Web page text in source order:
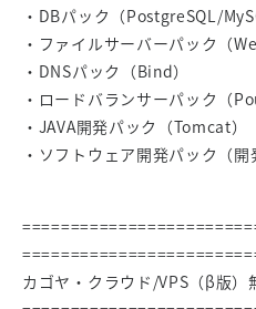
・DBパック（PostgreSQL/
・ファイルサーバーパック（
・DNSパック（Bind）
・ロードバランサーパック（
・JAVA開発パック（Tomcat）
・ソフトウェア開発パック（開
カゴヤ・クラウド/VPS（β版）